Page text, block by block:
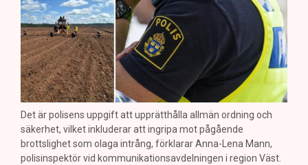
Det är polisens uppgift att upprätthålla allmän ordning och
säkerhet, vilket inkluderar att ingripa mot pågående
brottslighet som olaga intrång, förklarar Anna-Lena Mann,
polisinspektör vid kommunikationsavdelningen i region Väst.